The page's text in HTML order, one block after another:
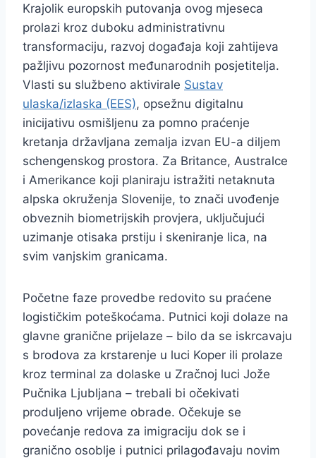
Krajolik europskih putovanja ovog mjeseca
prolazi kroz duboku administrativnu
transformaciju, razvoj događaja koji zahtijeva
pažljivu pozornost međunarodnih posjetitelja.
Vlasti su službeno aktivirale Sustav
ulaska/izlaska (EES), opsežnu digitalnu
inicijativu osmišljenu za pomno praćenje
kretanja državljana zemalja izvan EU-a diljem
schengenskog prostora. Za Britance, Australce
i Amerikance koji planiraju istražiti netaknuta
alpska okruženja Slovenije, to znači uvođenje
obveznih biometrijskih provjera, uključujući
uzimanje otisaka prstiju i skeniranje lica, na
svim vanjskim granicama.
Početne faze provedbe redovito su praćene
logističkim poteškoćama. Putnici koji dolaze na
glavne granične prijelaze – bilo da se iskrcavaju
s brodova za krstarenje u luci Koper ili prolaze
kroz terminal za dolaske u Zračnoj luci Jože
Pučnika Ljubljana – trebali bi očekivati
produljeno vrijeme obrade. Očekuje se
povećanje redova za imigraciju dok se i
granično osoblje i putnici prilagođavaju novim